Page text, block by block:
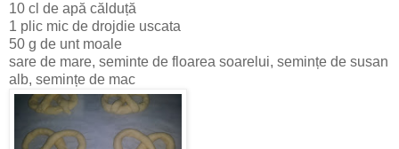
10 cl de apă călduță
1 plic mic de drojdie uscata
50 g de unt moale
sare de mare, seminte de floarea soarelui, semințe de susan
alb, semințe de mac